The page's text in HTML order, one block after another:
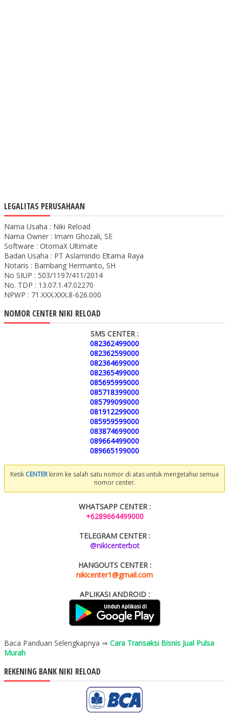
LEGALITAS PERUSAHAAN
Nama Usaha : Niki Reload
Nama Owner : Imam Ghozali, SE
Software : OtomaX Ultimate
Badan Usaha : PT Aslamindo Eltama Raya
Notaris : Bambang Hermanto, SH
No SIUP : 503/1197/411/2014
No. TDP : 13.07.1.47.02270
NPWP : 71.XXX.XXX.8-626.000
NOMOR CENTER NIKI RELOAD
SMS CENTER :
082362499000
082362599000
082364699000
082365499000
085695999000
085718399000
085799099000
081912299000
085959599000
083874699000
089664499000
089665199000
Ketik CENTER kirim ke salah satu nomor di atas untuk mengetahui semua
nomor center.
WHATSAPP CENTER :
+6289664499000
TELEGRAM CENTER :
@nikicenterbot
HANGOUTS CENTER :
nikicenter1@gmail.com
APLIKASI ANDROID :
Baca Panduan Selengkapnya ⇒ Cara Transaksi Bisnis Jual Pulsa
Murah
REKENING BANK NIKI RELOAD